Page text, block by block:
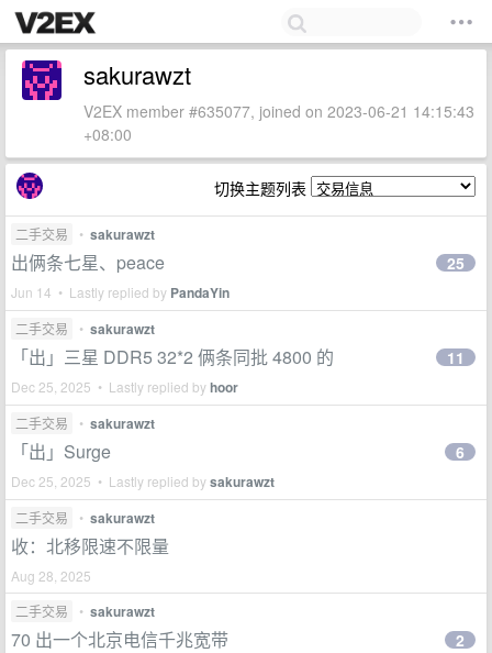
sakurawzt
V2EX member #635077, joined on 2023-06-21 14:15:43
+08:00
切换主题列表
二手交易 • sakurawzt
出俩条七星、peace
Jun 14 • Lastly replied by PandaYin
25
二手交易 • sakurawzt
「出」三星 DDR5 32*2 俩条同批 4800 的
Dec 25, 2025 • Lastly replied byhoor
11
二手交易 • sakurawzt
「出」Surge
Dec 25, 2025 • Lastly replied bysakurawzt
6
二手交易 • sakurawzt
收：北移限速不限量
Aug 28, 2025
二手交易
• sakurawzt
70 出一个北京电信千兆宽带 2